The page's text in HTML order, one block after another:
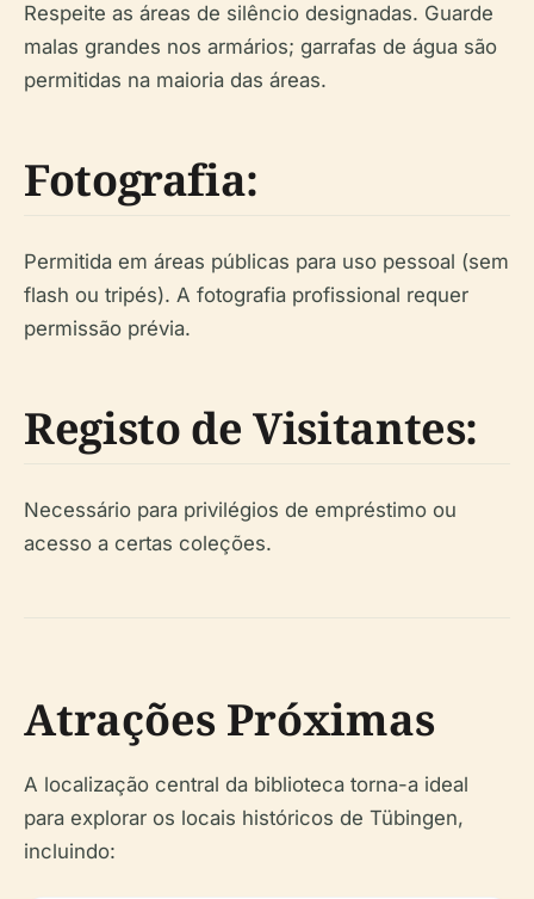
Respeite as áreas de silêncio designadas. Guarde
malas grandes nos armários; garrafas de água são
permitidas na maioria das áreas.
Fotografia:
Permitida em áreas públicas para uso pessoal (sem
flash ou tripés). A fotografia profissional requer
permissão prévia.
Registo de Visitantes:
Necessário para privilégios de empréstimo ou
acesso a certas coleções.
Atrações Próximas
A localização central da biblioteca torna-a ideal
para explorar os locais históricos de Tübingen,
incluindo: